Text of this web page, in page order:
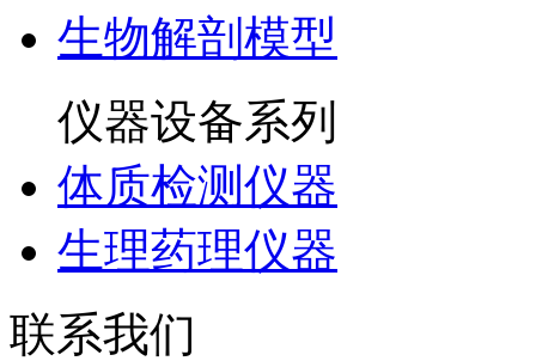
生物解剖模型
仪器设备系列
体质检测仪器
生理药理仪器
联系我们